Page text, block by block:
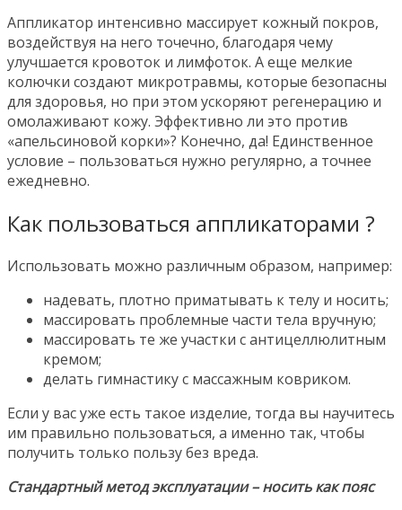
Аппликатор интенсивно массирует кожный покров,
воздействуя на него точечно, благодаря чему
улучшается кровоток и лимфоток. А еще мелкие
колючки создают микротравмы, которые безопасны
для здоровья, но при этом ускоряют регенерацию и
омолаживают кожу. Эффективно ли это против
«апельсиновой корки»? Конечно, да! Единственное
условие – пользоваться нужно регулярно, а точнее
ежедневно.
Как пользоваться аппликаторами ?
Использовать можно различным образом, например:
надевать, плотно приматывать к телу и носить;
массировать проблемные части тела вручную;
массировать те же участки с антицеллюлитным
кремом;
делать гимнастику с массажным ковриком.
Если у вас уже есть такое изделие, тогда вы научитесь
им правильно пользоваться, а именно так, чтобы
получить только пользу без вреда.
Стандартный метод эксплуатации – носить как пояс